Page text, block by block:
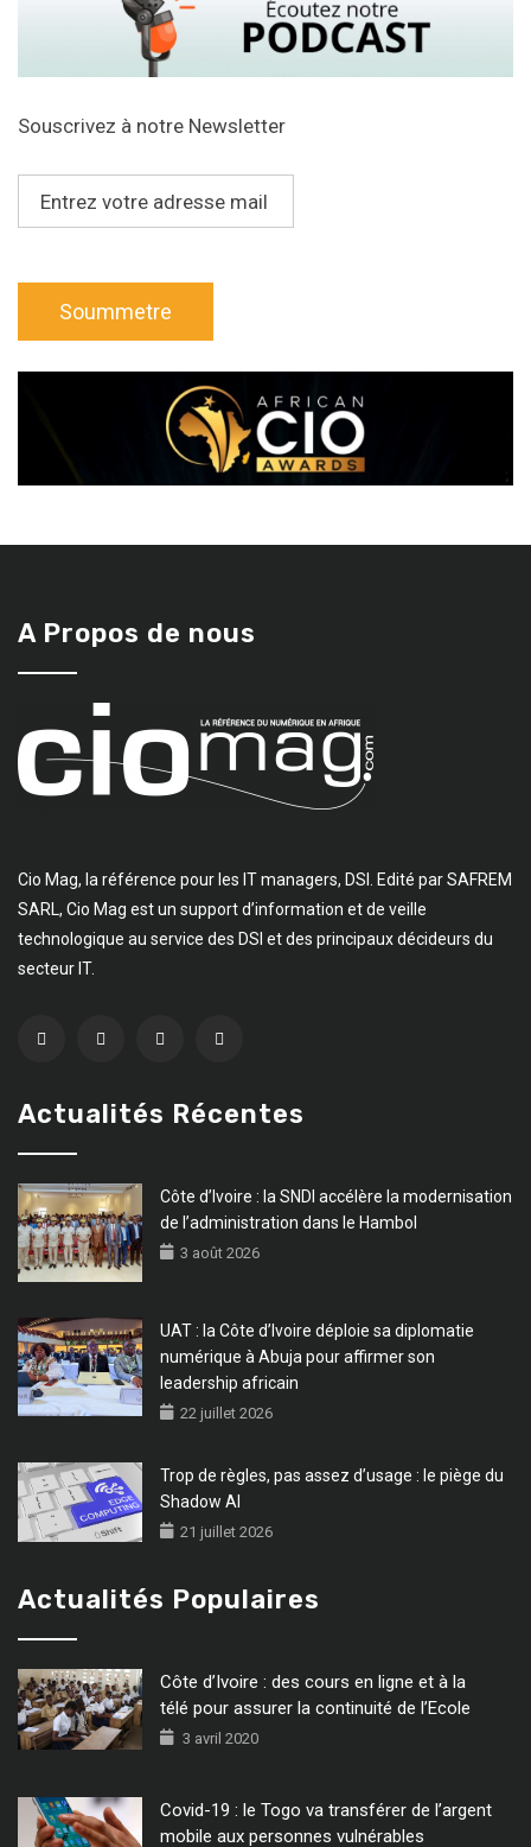
Souscrivez à notre Newsletter
A Propos de nous
Cio Mag, la référence pour les IT managers, DSI. Edité par SAFREM
SARL, Cio Mag est un support d’information et de veille
technologique au service des DSI et des principaux décideurs du
secteur IT.
Actualités Récentes
Côte d’Ivoire : la SNDI accélère la modernisation
de l’administration dans le Hambol
3 août 2026
UAT : la Côte d’Ivoire déploie sa diplomatie
numérique à Abuja pour affirmer son
leadership africain
22 juillet 2026
Trop de règles, pas assez d’usage : le piège du
Shadow AI
21 juillet 2026
Actualités Populaires
Côte d’Ivoire : des cours en ligne et à la
télé pour assurer la continuité de l’Ecole
3 avril 2020
Covid-19 : le Togo va transférer de l’argent
mobile aux personnes vulnérables